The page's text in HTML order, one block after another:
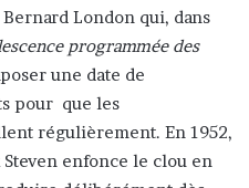
London qui, dans
programmée des
une date de
pour que les
régulièrement. En 1952,
enfonce le clou en